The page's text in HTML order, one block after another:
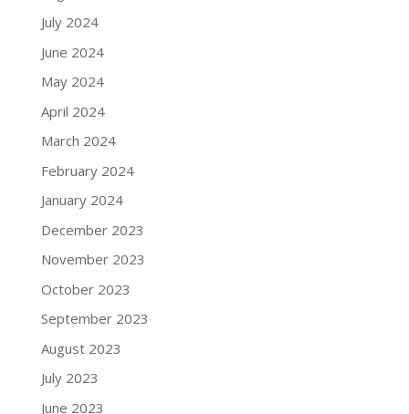
July 2024
June 2024
May 2024
April 2024
March 2024
February 2024
January 2024
December 2023
November 2023
October 2023
September 2023
August 2023
July 2023
June 2023